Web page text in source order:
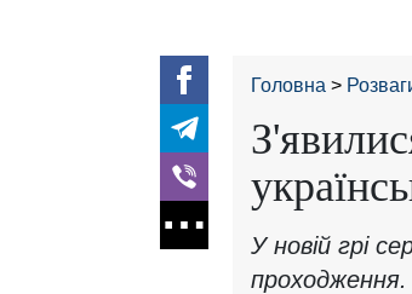
Головна
У новій грі
проходження.